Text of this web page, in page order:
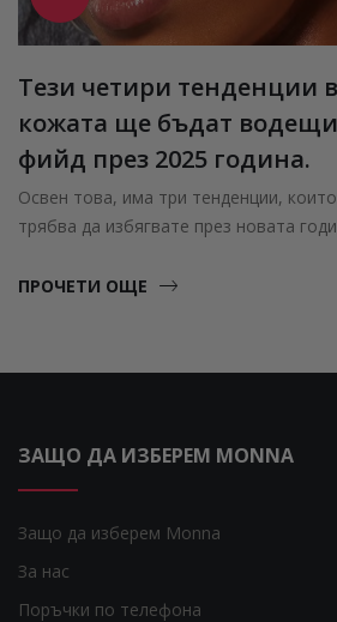
Тези четири тенденции
кожата ще бъдат
фийд през 2025 година.
Освен това, има три тенденции,
трябва да избягвате през новата
ПРОЧЕТИ ОЩЕ
ЗАЩО ДА ИЗБЕРЕМ MONNA
Защо да изберем Monna
За нас
Поръчки по телефона